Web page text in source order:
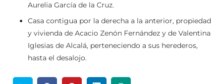
Aurelia García de la Cruz.
Casa contigua por la derecha a la anterior, propiedad
y vivienda de Acacio Zenón Fernández y de Valentina
Iglesias de Alcalá, perteneciendo a sus herederos,
hasta el desalojo.